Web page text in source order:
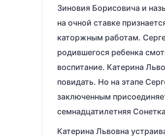
Зиновия Борисовича и
на очной ставке
каторжным работам.
родившегося ребенка
воспитание. Катерина
повидать. Но на этапе
заключенным
семнадца­тилетняя
Катерина Львовна